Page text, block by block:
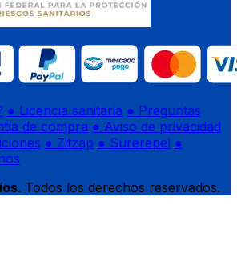
● Licencia sanitaria ● Preguntas
de compra ● Aviso de privacidad
● Zitzap ● Surerepel ●
. Todos los derechos reservados.